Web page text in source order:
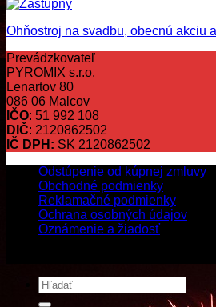
Ohňostroj na svadbu, obecnú akciu
Prevádzkovateľ
PYROMIX s.r.o.
Lenartov 80
086 06 Malcov
IČO: 51 992 108
DIČ: 2120862502
IČ DPH: SK 2120862502
Odstúpenie od kúpnej zmluvy
Obchodné podmienky
Reklamačné podmienky
Ochrana osobných údajov
Oznámenie a žiadosť
Hľadať: